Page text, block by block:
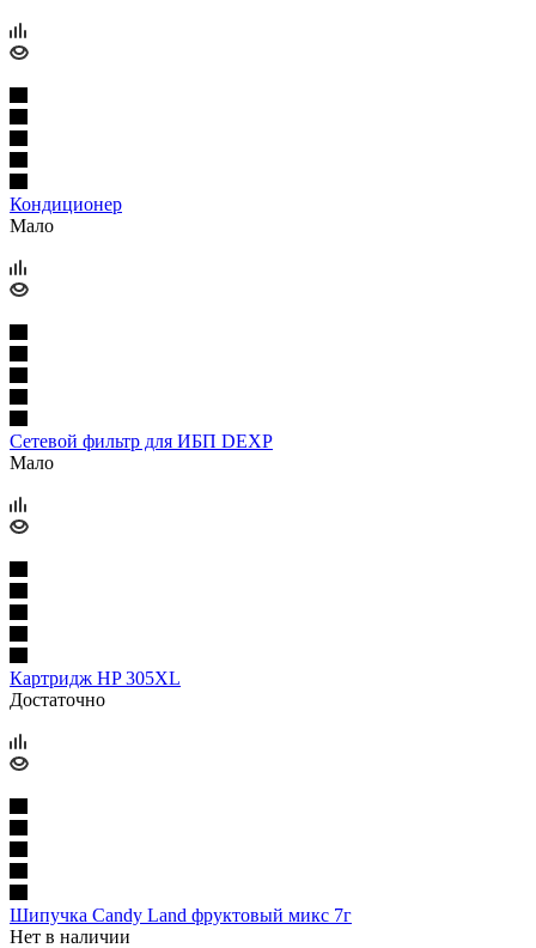
Кондиционер
Мало
Сетевой фильтр для ИБП DEXP
Мало
Картридж HP 305XL
Достаточно
Шипучка Candy Land фруктовый микс 7г
Нет в наличии